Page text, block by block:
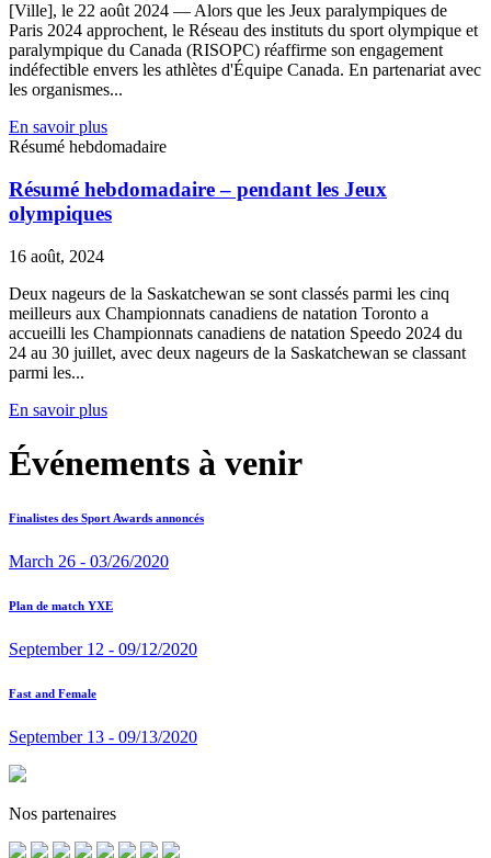
[Ville], le 22 août 2024 — Alors que les Jeux paralympiques de
Paris 2024 approchent, le Réseau des instituts du sport olympique et
paralympique du Canada (RISOPC) réaffirme son engagement
indéfectible envers les athlètes d'Équipe Canada. En partenariat avec
les organismes...
En savoir plus
Résumé hebdomadaire
Résumé hebdomadaire – pendant les Jeux
olympiques
16 août, 2024
Deux nageurs de la Saskatchewan se sont classés parmi les cinq
meilleurs aux Championnats canadiens de natation Toronto a
accueilli les Championnats canadiens de natation Speedo 2024 du
24 au 30 juillet, avec deux nageurs de la Saskatchewan se classant
parmi les...
En savoir plus
Événements à venir
Finalistes des Sport Awards annoncés
March 26 - 03/26/2020
Plan de match YXE
September 12 - 09/12/2020
Fast and Female
September 13 - 09/13/2020
Nos partenaires